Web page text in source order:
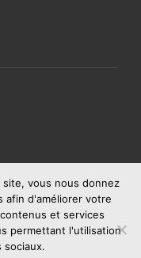
vous nous donnez
afin d'améliorer votre
et services
permettant l'utilisation
sociaux.